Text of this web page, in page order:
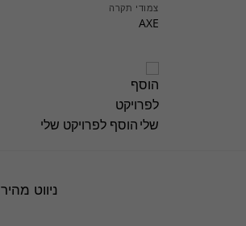
צמודי תקרה
AXE
הוסף לפרויקט שלי
ניווט מהיר